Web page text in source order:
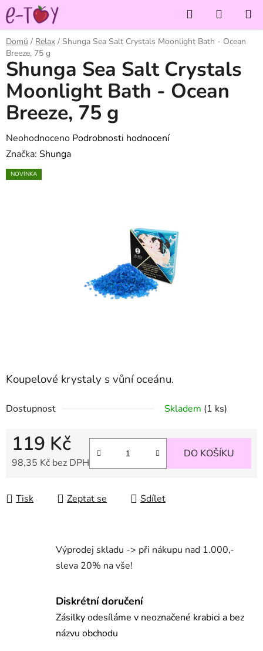
Přejít
na
obsah
Hledat
KOŠÍK
Domů / Relax / Shunga Sea Salt Crystals Moonlight Bath - Ocean
Breeze, 75 g
Koupelové krystaly s vůní oceánu.
Dostupnost Skladem (1 ks)
119 Kč
98,35 Kč bez DPH
DO KOŠÍKU
Tisk Zeptat se Sdílet
Shunga Sea Salt Crystals
Moonlight Bath - Ocean
Breeze, 75 g
Průměrné
hodnocení
produktu
Neohodnoceno Podrobnosti hodnocení
Značka: Shunga
NOVINKA
Výprodej skladu -> při nákupu nad 1.000,-
sleva 20% na vše!
Diskrétní doručení
Zásilky odesíláme v neoznačené krabici a bez
názvu obchodu